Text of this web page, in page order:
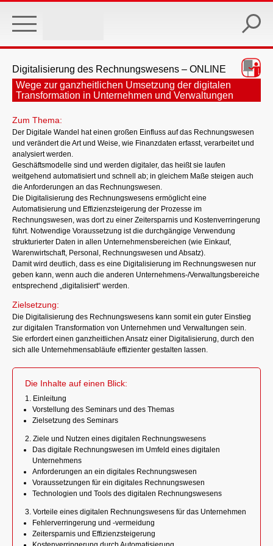
main
Digitalisierung des Rechnungswesens – ONLINE
Wege zur ganzheitlichen Umsetzung der digitalen
Transformation in Unternehmen und Verwaltungen
Zum Thema:
Der Digitale Wandel hat einen großen Einfluss auf das Rechnungswesen
und verändert die Art und Weise, wie Finanzdaten erfasst, verarbeitet und
analysiert werden.
Geschäftsmodelle sind und werden digitaler, das heißt sie laufen
weitgehend automatisiert und schnell ab; in gleichem Maße steigen auch
die Anforderungen an das Rechnungswesen.
Die Digitalisierung des Rechnungswesens ermöglicht eine
Automatisierung und Effizienzsteigerung der Prozesse im
Rechnungswesen, was dort zu einer Zeitersparnis und Kostenverringerung
führt. Notwendige Voraussetzung ist die durchgängige Verwendung
strukturierter Daten in allen Unternehmensbereichen (wie Einkauf,
Warenwirtschaft, Personal, Rechnungswesen und Absatz).
Damit wird deutlich, dass es eine Digitalisierung im Rechnungswesen nur
geben kann, wenn auch die anderen Unternehmens-/Verwaltungsbereiche
entsprechend „digitalisiert“ werden.
Zielsetzung:
Die Digitalisierung des Rechnungswesens kann somit ein guter Einstieg
zur digitalen Transformation von Unternehmen und Verwaltungen sein.
Sie erfordert einen ganzheitlichen Ansatz einer Digitalisierung, durch den
sich alle Unternehmensabläufe effizienter gestalten lassen.
Die Inhalte auf einen Blick:
1. Einleitung
Vorstellung des Seminars und des Themas
Zielsetzung des Seminars
2. Ziele und Nutzen eines digitalen Rechnungswesens
Das digitale Rechnungswesen im Umfeld eines digitalen
Unternehmens
Anforderungen an ein digitales Rechnungswesen
Voraussetzungen für ein digitales Rechnungswesen
Technologien und Tools des digitalen Rechnungswesens
3. Vorteile eines digitalen Rechnungswesens für das Unternehmen
Fehlerverringerung und -vermeidung
Zeitersparnis und Effizienzsteigerung